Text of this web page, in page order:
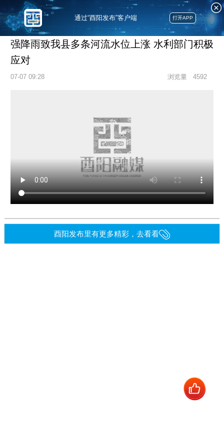
通过“酉阳发布”客户端 打开APP
强降雨致我县多条河流水位上涨 水利部门积极
应对
07-07 09:28 浏览量 4592
酉阳发布里有更多精彩，去看看